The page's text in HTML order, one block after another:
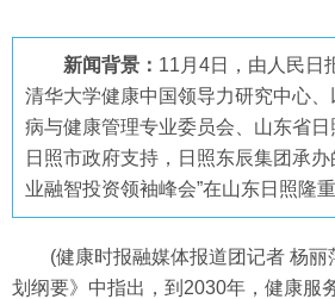
新闻背景： 11月4日，由人民日
清华大学健康中国领导力研究中心
病与健康管理专业委员会、山东省日
日照市政府支持，日照东辰集团承
业融智投资领袖峰会”在山东日照隆重
(健康时报融媒体报道团记者 杨丽
划纲要》中指出，到2030年，健康服